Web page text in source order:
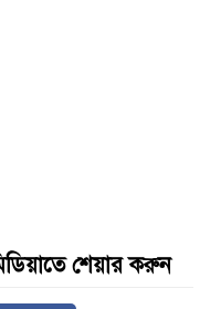
শেয়ার করুন